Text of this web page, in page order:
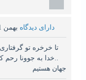
دارای دیدگاه بهمن 21, 1401
تا خرخره تو
..خدا به جوونا رحم
جهان هستیم